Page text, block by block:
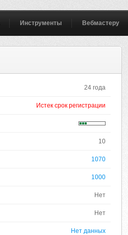
Инструменты Вебмастеру
24 года
Истек срок регистрации
10
1070
1000
Нет
Нет
Нет данных